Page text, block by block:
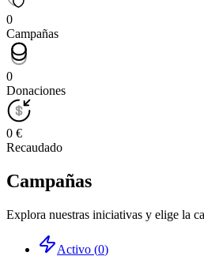
0
Campañas
0
Donaciones
0 €
Recaudado
Campañas
Explora nuestras iniciativas y elige la
Activo (0)